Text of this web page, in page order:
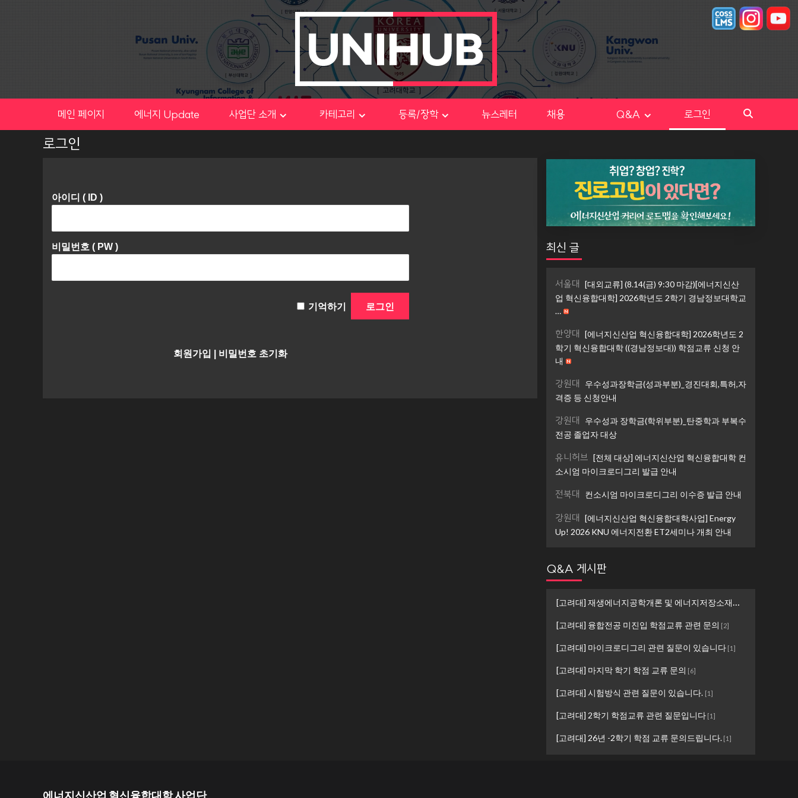
메인 페이지 에너지 Update 사업단 소개 카테고리 등록/장학 뉴스레터 채용 Q&A 로그인
로그인
아이디 ( ID )
비밀번호 ( PW )
기억하기
회원가입 비밀번호 초기화
최신 글
서울대
[대외교류] (8.14(금) 9:30 마감)[에너지신산
업 혁신융합대학] 2026학년도 2학기 경남정보대학교
…
한양대
[에너지신산업 혁신융합대학] 2026학년도 2
학기 혁신융합대학 ((경남정보대)) 학점교류 신청 안
내
강원대
우수성과장학금(성과부분)_경진대회,특허,자
격증 등 신청안내
강원대
우수성과 장학금(학위부분)_탄중학과 부복수
전공 졸업자 대상
유니허브 [전체 대상] 에너지신산업 혁신융합대학 컨
소시엄 마이크로디그리 발급 안내
전북대 컨소시엄 마이크로디그리 이수증 발급 안내
강원대
[에너지신산업 혁신융합대학사업] Energy
Up! 2026 KNU 에너지전환 ET2세미나 개최 안내
Q&A 게시판
[고려대] 재생에너지공학개론 및 에너지저장소재설계 ...
[고려대] 융합전공 미진입 학점교류 관련 문의 [2]
[고려대] 마이크로디그리 관련 질문이 있습니다[1]
[고려대] 마지막 학기 학점 교류 문의 [6]
[고려대] 시험방식 관련 질문이 있습니다. [1]
[고려대] 2학기 학점교류 관련 질문입니다[1]
[고려대] 26년 -2학기 학점 교류 문의드립니다.[1]
에너지신산업 혁신융합대학 사업단